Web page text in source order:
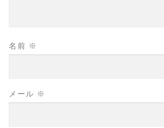
名前 ※
メール ※